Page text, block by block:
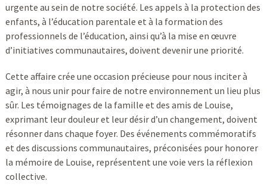
urgente au sein de notre société. Les appels à la protection des
enfants, à l’éducation parentale et à la formation des
professionnels de l’éducation, ainsi qu’à la mise en œuvre
d’initiatives communautaires, doivent devenir une priorité.
Cette affaire crée une occasion précieuse pour nous inciter à
agir, à nous unir pour faire de notre environnement un lieu plus
sûr. Les témoignages de la famille et des amis de Louise,
exprimant leur douleur et leur désir d’un changement, doivent
résonner dans chaque foyer. Des événements commémoratifs
et des discussions communautaires, préconisées pour honorer
la mémoire de Louise, représentent une voie vers la réflexion
collective.